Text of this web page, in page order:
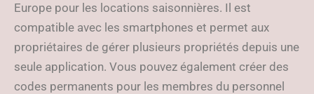
Europe pour les locations saisonnières. Il est
compatible avec les smartphones et permet aux
propriétaires de gérer plusieurs propriétés depuis une
seule application. Vous pouvez également créer des
codes permanents pour les membres du personnel